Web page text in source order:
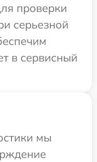
проверки
серьезной
в сервисный
мы